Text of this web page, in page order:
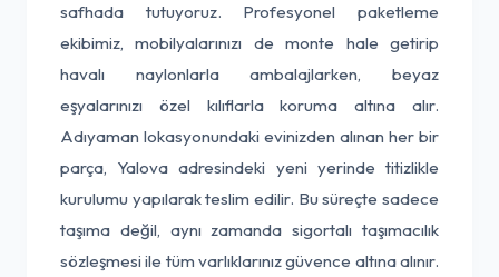
safhada tutuyoruz. Profesyonel paketleme
ekibimiz, mobilyalarınızı de monte hale getirip
havalı naylonlarla ambalajlarken, beyaz
eşyalarınızı özel kılıflarla koruma altına alır.
Adıyaman lokasyonundaki evinizden alınan her bir
parça, Yalova adresindeki yeni yerinde titizlikle
kurulumu yapılarak teslim edilir. Bu süreçte sadece
taşıma değil, aynı zamanda sigortalı taşımacılık
sözleşmesi ile tüm varlıklarınız güvence altına alınır.